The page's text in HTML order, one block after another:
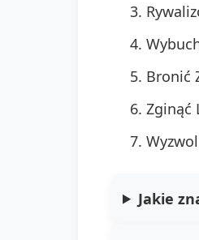
Bronić
Zginąć
Jakie